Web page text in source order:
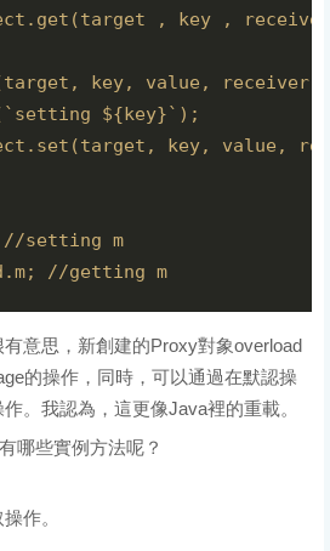
, key ,
key, value, receiver){
${key}`);
key, value,
//setting m
//getting m
意思，新創建的Proxy對象overload
的操作，同時，可以通過在默認操
。我認為，這更像Java裡的重載。
哪些實例方法呢？
作。